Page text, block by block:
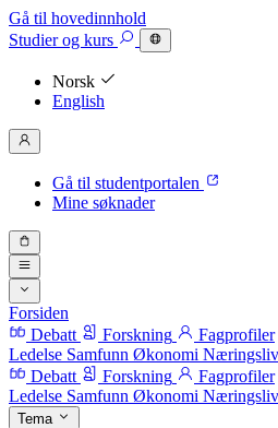
Gå til hovedinnhold
Studierog kurs
Norsk
English
Gå til studentportalen
Mine søknader
Forsiden
Debatt
Forskning
Fagprofiler
Ledelse Samfunn Økonomi Næringsliv
Debatt
Forskning
Fagprofiler
Ledelse Samfunn Økonomi Næringsliv
Tema